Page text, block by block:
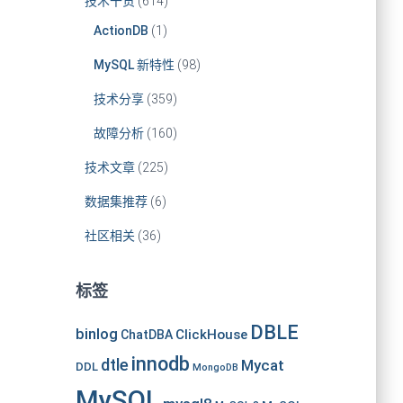
ActionDB (1)
MySQL 新特性 (98)
技术分享(359)
故障分析(160)
技术文章(225)
数据集推荐(6)
社区相关 (36)
标签
binlog ChatDBA ClickHouse DBLE
DDL dtle innodb MongoDB Mycat